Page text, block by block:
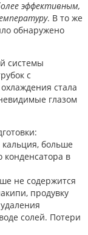
эффективным,
. В то же
обнаружено
системы
с
стала
глазом
больше
конденсатора в
не содержится
продувку
солей. Потери